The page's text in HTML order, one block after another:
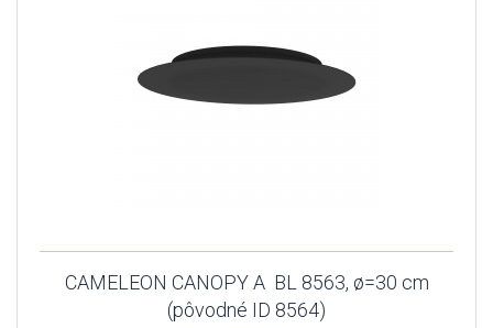
CAMELEON CANOPY A BL 8563, ø=30 cm
(pôvodné ID 8564)